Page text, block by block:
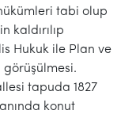
tabi olup
kaldırılıp
Hukuk ile Plan ve
görüşülmesi.
tapuda 1827
konut